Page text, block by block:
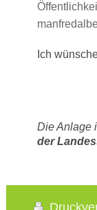
Ich
Die Anlage
der